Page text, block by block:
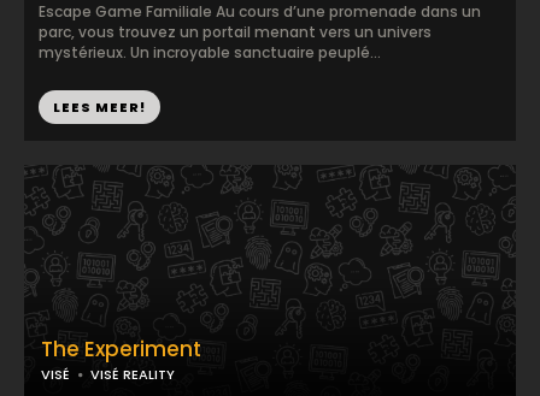
Escape Game Familiale Au cours d’une promenade dans un
parc, vous trouvez un portail menant vers un univers
mystérieux. Un incroyable sanctuaire peuplé...
LEES MEER!
The Experiment
VISÉ VISÉ REALITY